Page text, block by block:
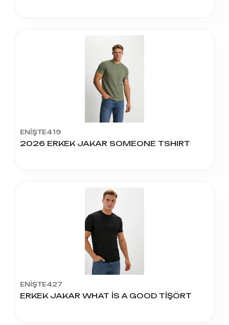
ENİŞTE419
2026 ERKEK JAKAR SOMEONE TSHIRT
ENİŞTE427
ERKEK JAKAR WHAT İS A GOOD TİŞÖRT